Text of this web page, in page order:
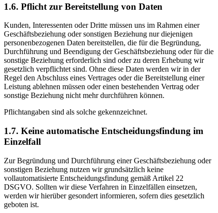
1.6. Pflicht zur Bereitstellung von Daten
Kunden, Interessenten oder Dritte müssen uns im Rahmen einer
Geschäftsbeziehung oder sonstigen Beziehung nur diejenigen
personenbezogenen Daten bereitstellen, die für die Begründung,
Durchführung und Beendigung der Geschäftsbeziehung oder für die
sonstige Beziehung erforderlich sind oder zu deren Erhebung wir
gesetzlich verpflichtet sind. Ohne diese Daten werden wir in der
Regel den Abschluss eines Vertrages oder die Bereitstellung einer
Leistung ablehnen müssen oder einen bestehenden Vertrag oder
sonstige Beziehung nicht mehr durchführen können.
Pflichtangaben sind als solche gekennzeichnet.
1.7. Keine automatische Entscheidungsfindung im
Einzelfall
Zur Begründung und Durchführung einer Geschäftsbeziehung oder
sonstigen Beziehung nutzen wir grundsätzlich keine
vollautomatisierte Entscheidungsfindung gemäß Artikel 22
DSGVO. Sollten wir diese Verfahren in Einzelfällen einsetzen,
werden wir hierüber gesondert informieren, sofern dies gesetzlich
geboten ist.